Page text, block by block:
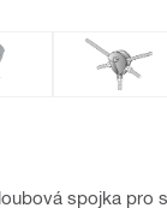
spojka pro